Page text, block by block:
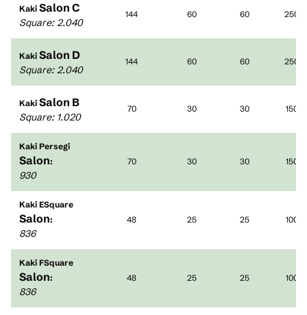
Kaki Salon C
Square: 2.040
144 60 60 250
Kaki Salon D
Square: 2.040
144 60 60 250
Kaki Salon B
Square: 1.020
70 30 30 150
Kaki Persegi
Salon:
930
70 30 30 150
Kaki ESquare
Salon:
836
48 25 25 100
Kaki FSquare
Salon:
836
48 25 25 100